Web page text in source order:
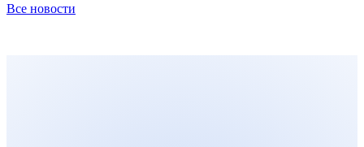
Все новости